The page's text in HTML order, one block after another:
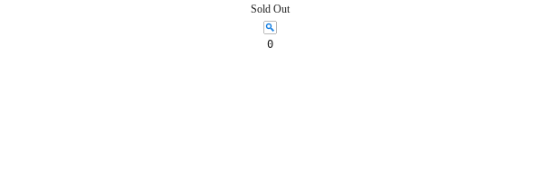
Sold Out
0